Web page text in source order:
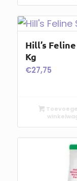
Hill’s
Kg
€27,75